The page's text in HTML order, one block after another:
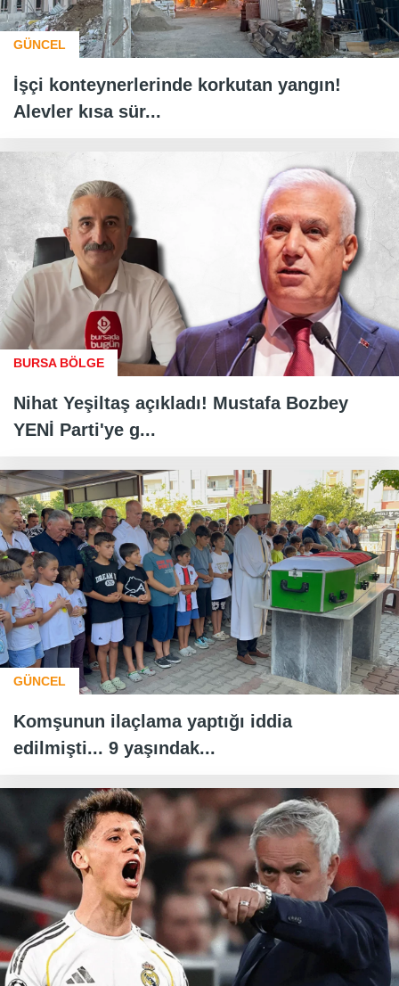
GÜNCEL
İşçi konteynerlerinde korkutan yangın!
Alevler kısa sür...
BURSA BÖLGE
Nihat Yeşiltaş açıkladı! Mustafa Bozbey
YENİ Parti'ye g...
GÜNCEL
Komşunun ilaçlama yaptığı iddia
edilmişti... 9 yaşındak...